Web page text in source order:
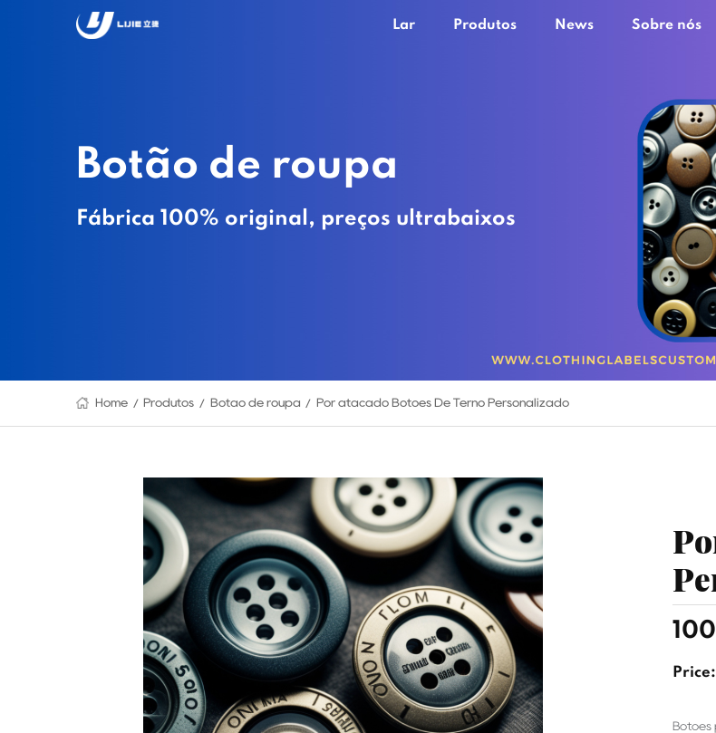
Lar Produtos News Sobre nós
Botão de roupa
Fábrica 100% original, preços ultrabaixos
Home Produtos Botão de roupa Por atacado Botões De Terno Personalizado
Price:
Botões